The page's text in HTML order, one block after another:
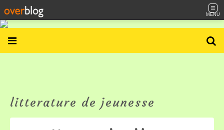
MENU
litterature de jeunesse